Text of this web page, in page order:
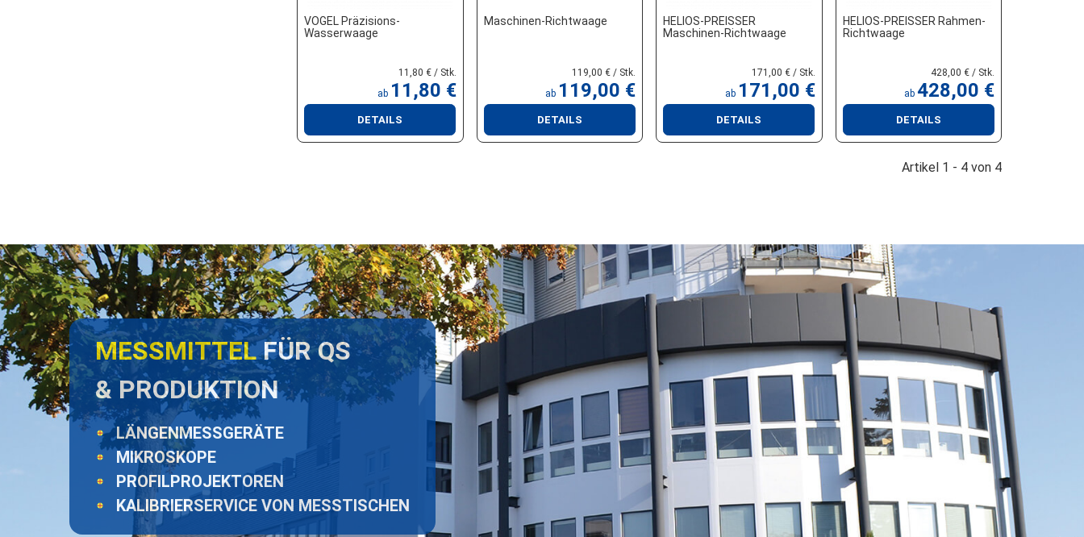
VOGEL Präzisions-
Wasserwaage
11,80 € / Stk.
ab 11,80 €
DETAILS
Maschinen-Richtwaage
119,00 € / Stk.
ab 119,00 €
DETAILS
HELIOS-PREISSER
Maschinen-Richtwaage
171,00 € / Stk.
ab 171,00 €
DETAILS
HELIOS-PREISSER Rahmen-
Richtwaage
428,00 € / Stk.
ab 428,00 €
DETAILS
Artikel 1 - 4 von 4
MESSMITTELFÜR QS
& PRODUKTION
LÄNGENMESSGERÄTE
MIKROSKOPE
PROFILPROJEKTOREN
KALIBRIERSERVICE VON MESSTISCHEN